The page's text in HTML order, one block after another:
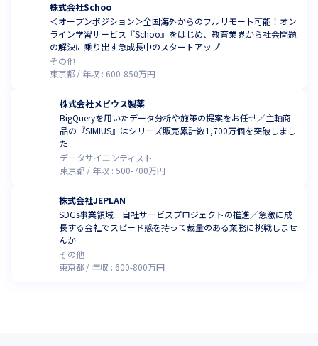
株式会社Schoo
＜オープンポジション＞全国海外からのフルリモート可能！オン
ライン学習サービス『Schoo』をはじめ、教育業界から社会問題
の解決に乗り出す急成長中のスタートアップ
その他
東京都
年収 : 600-850万円
株式会社メビウス製薬
BigQueryを用いたデータ分析や施策の提案をお任せ／主軸商
品の『SIMIUS』はシリーズ販売累計数1,700万個を突破しまし
た
データサイエンティスト
東京都
年収 : 500-700万円
株式会社JEPLAN
SDGs事業領域 自社サービスプロジェクトの推進／急激に成
長する会社でスピード感を持って裁量のある業務に挑戦しませ
んか
その他
東京都
年収 : 600-800万円